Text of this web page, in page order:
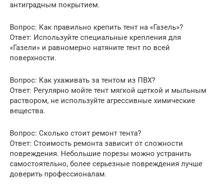
антиградным покрытием.
Вопрос: Как правильно крепить тент на «Газель»?
Ответ: Используйте специальные крепления для
«Газели» и равномерно натяните тент по всей
поверхности.
Вопрос: Как ухаживать за тентом из ПВХ?
Ответ: Регулярно мойте тент мягкой щеткой и мыльным
раствором, не используйте агрессивные химические
вещества.
Вопрос: Сколько стоит ремонт тента?
Ответ: Стоимость ремонта зависит от сложности
повреждения. Небольшие порезы можно устранить
самостоятельно, более серьезные повреждения лучше
доверить профессионалам.